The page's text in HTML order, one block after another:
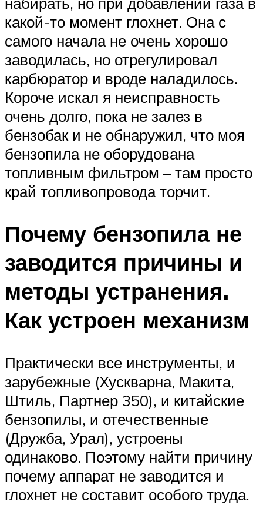
какой-то момент глохнет. Она с
самого начала не очень хорошо
заводилась, но отрегулировал
карбюратор и вроде наладилось.
Короче искал я неисправность
очень долго, пока не залез в
бензобак и не обнаружил, что моя
бензопила не оборудована
топливным фильтром – там просто
край топливопровода торчит.
Почему бензопила не
заводится причины и
методы устранения.
Как устроен механизм
Практически все инструменты, и
зарубежные (Хускварна, Макита,
Штиль, Партнер 350), и китайские
бензопилы, и отечественные
(Дружба, Урал), устроены
одинаково. Поэтому найти причину
почему аппарат не заводится и
глохнет не составит особого труда.